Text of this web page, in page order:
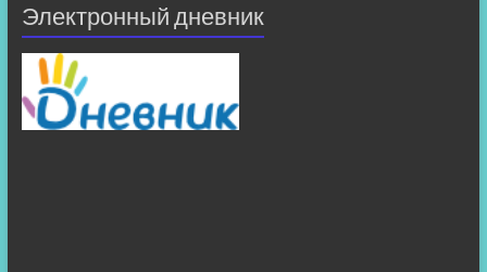
Электронный дневник